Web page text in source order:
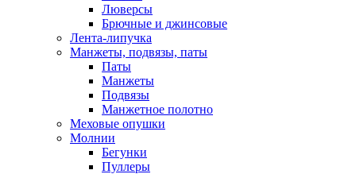
Люверсы
Брючные и джинсовые
Лента-липучка
Манжеты, подвязы, паты
Паты
Манжеты
Подвязы
Манжетное полотно
Меховые опушки
Молнии
Бегунки
Пуллеры